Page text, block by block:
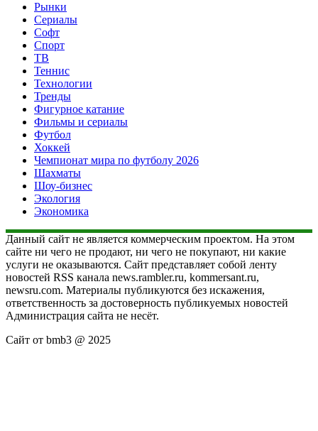
Рынки
Сериалы
Софт
Спорт
ТВ
Теннис
Технологии
Тренды
Фигурное катание
Фильмы и сериалы
Футбол
Хоккей
Чемпионат мира по футболу 2026
Шахматы
Шоу-бизнес
Экология
Экономика
Данный сайт не является коммерческим проектом. На этом
сайте ни чего не продают, ни чего не покупают, ни какие
услуги не оказываются. Сайт представляет собой ленту
новостей RSS канала news.rambler.ru, kommersant.ru,
newsru.com. Материалы публикуются без искажения,
ответственность за достоверность публикуемых новостей
Администрация сайта не несёт.
Сайт от bmb3 @ 2025